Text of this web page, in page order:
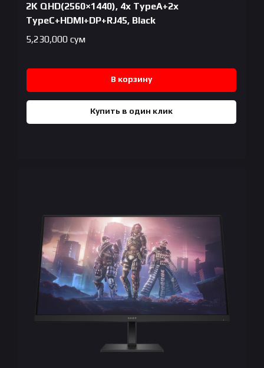
2K QHD(2560×1440), 4x TypeA+2x
TypeC+HDMI+DP+RJ45, Black
5,230,000 сум
В корзину
Купить в один клик